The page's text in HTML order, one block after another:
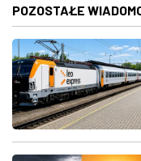
POZOSTAŁE